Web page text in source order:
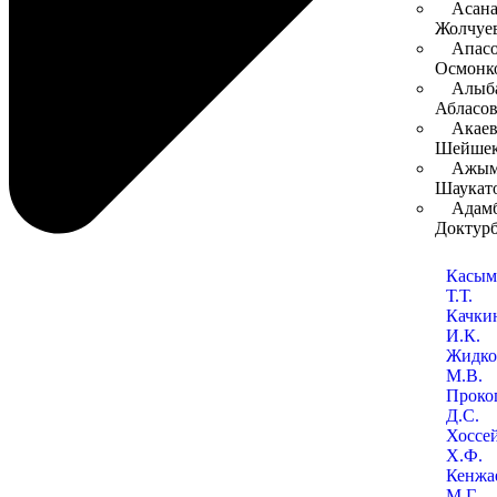
Т.Т.
И.К.
М.В.
Д.С.
Х.Ф.